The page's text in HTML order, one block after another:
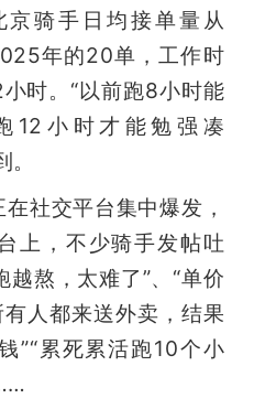
骑手日均接单量从
年的20单，工作时
时。“以前跑8小时能
12小时才能勉强凑
社交平台集中爆发，
上，不少骑手发帖吐
越熬，太难了”、“单价
人都来送外卖，结果
”“累死累活跑10个小